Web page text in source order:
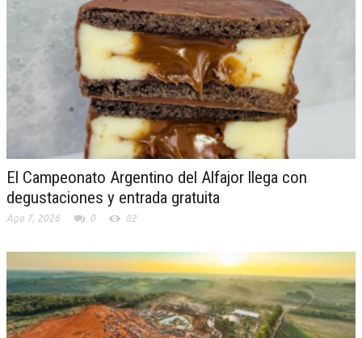
El Campeonato Argentino del Alfajor llega con
degustaciones y entrada gratuita
Ago 7, 2026 0 82